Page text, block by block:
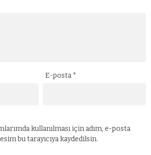
E-posta *
kullanılması için adım, e-posta
bu tarayıcıya kaydedilsin.